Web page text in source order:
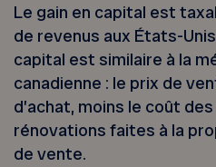
Le gain en capital est
de revenus aux États-
capital est similaire à la
canadienne : le prix de
d’achat, moins le coût
rénovations faites à la
de vente.